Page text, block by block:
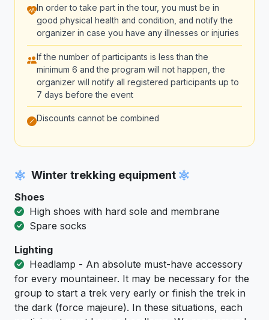
In order to take part in the tour, you must be in
good physical health and condition, and notify the
organizer in case you have any illnesses or injuries
If the number of participants is less than the
minimum 6 and the program will not happen, the
organizer will notify all registered participants up to
7 days before the event
Discounts cannot be combined
Winter trekking equipment
Shoes
High shoes with hard sole and membrane
Spare socks
Lighting
Headlamp - An absolute must-have accessory
for every mountaineer. It may be necessary for the
group to start a trek very early or finish the trek in
the dark (force majeure). In these situations, each